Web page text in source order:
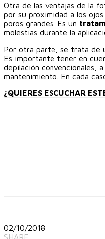
Otra de las ventajas de la
por su proximidad a los
poros grandes. Es un
molestias durante la
Por otra parte, se trata de
Es importante tener en
depilación convencionales,
mantenimiento. En cada
¿QUIERES ESCUCHAR
02/10/2018
SHARE